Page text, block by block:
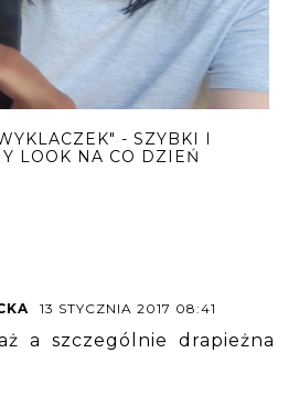
- SZYBKI I
LOOK NA CO DZIEŃ
13 STYCZNIA 2017 08:41
a szczególnie drapieżna